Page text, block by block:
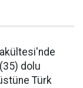
dolu
Türk